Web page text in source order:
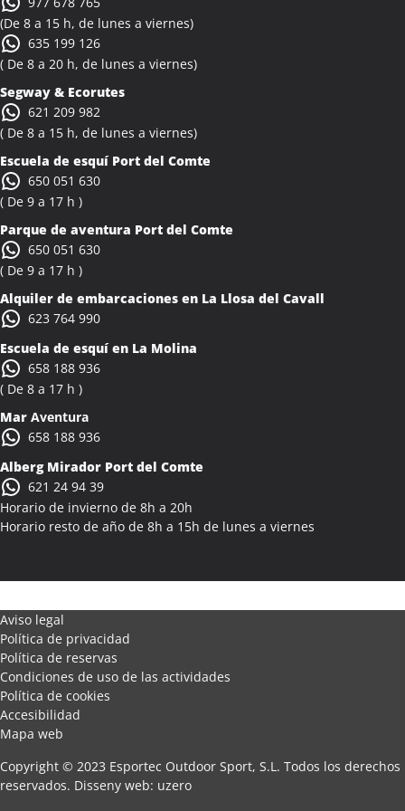
(De 8 a 15 h, de lunes a viernes)
635 199 126
( De 8 a 20 h, de lunes a viernes)
Segway & Ecorutes
621 209 982
( De 8 a 15 h, de lunes a viernes)
Escuela de esquí Port del Comte
650 051 630
( De 9 a 17 h )
Parque de aventura Port del Comte
650 051 630
( De 9 a 17 h )
Alquiler de embarcaciones en La Llosa del Cavall
623 764 990
Escuela de esquí en La Molina
658 188 936
( De 8 a 17 h )
Mar Aventura
658 188 936
Alberg Mirador Port del Comte
621 24 94 39
Horario de invierno de 8h a 20h
Horario resto de año de 8h a 15h de lunes a viernes
Aviso legal
Política de privacidad
Política de reservas
Condiciones de uso de las actividades
Política de cookies
Accesibilidad
Mapa web
Copyright © 2023 Esportec Outdoor Sport, S.L. Todos los derechos
reservados. Disseny web: uzero